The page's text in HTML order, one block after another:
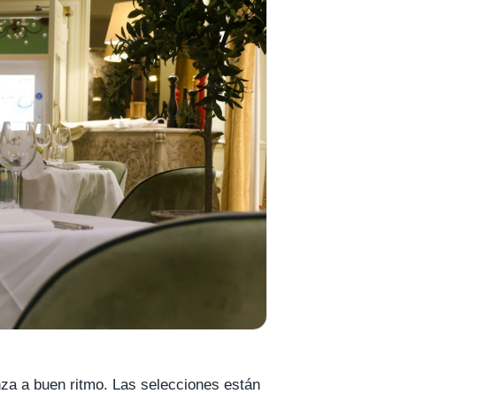
a buen ritmo. Las selecciones están